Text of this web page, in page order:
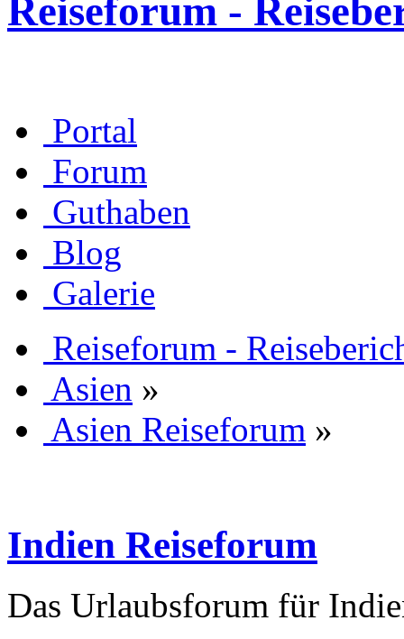
Reiseforum -
Portal
Forum
Guthaben
Blog
Galerie
Reiseforum -
Asien »
Asien Reiseforum »
Indien Reiseforum
Das Urlaubsforum für